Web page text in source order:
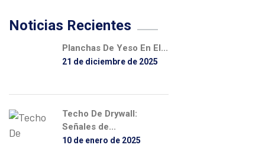
Noticias Recientes
Planchas De Yeso En El...
21 de diciembre de 2025
Techo De Drywall:
Señales de...
10 de enero de 2025